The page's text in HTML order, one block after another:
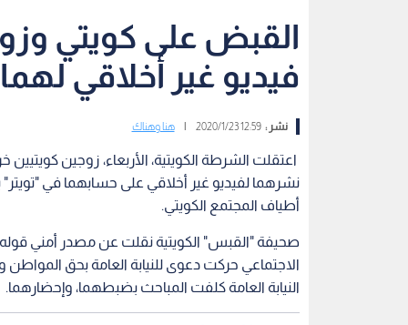
القبض على كويتي
فيديو غير أخلاقي لهما
نشر :12:59 2020/1/23 هنا وهناك
اعتقلت الشرطة الكويتية، الأربعاء، زوجين
نشرهما لفيديو غير أخلاقي على حسابهما في
أطياف المجتمع الكويتي.
صحيفة "القبس" الكويتية نقلت عن مصدر أمني قوله:
الاجتماعي حركت دعوى للنيابة العامة بحق
النيابة العامة كلفت المباحث بضبطهما، وإحضارهما.